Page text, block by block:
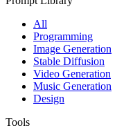
All
Programming
Image Generation
Stable Diffusion
Video Generation
Music Generation
Design
Tools